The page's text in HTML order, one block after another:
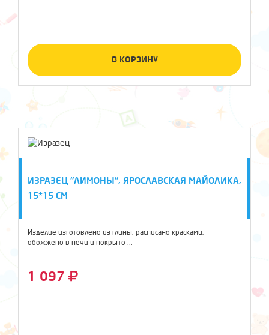
В КОРЗИНУ
ИЗРАЗЕЦ "ЛИМОНЫ", ЯРОСЛАВСКАЯ МАЙОЛИКА,
15*15 СМ
Изделие изготовлено из глины, расписано красками,
обожжено в печи и покрыто ...
1 097